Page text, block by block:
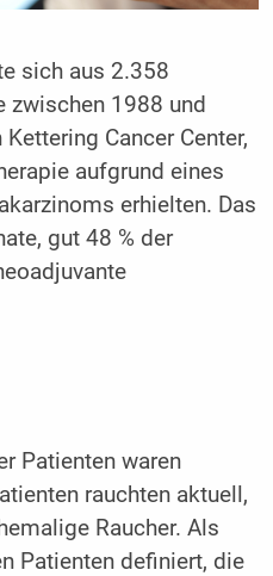
sich aus 2.358
zwischen 1988 und
Cancer Center,
aufgrund eines
erhielten. Das
gut 48 % der
Patienten waren
rauchten aktuell,
Raucher. Als
Patienten definiert, die